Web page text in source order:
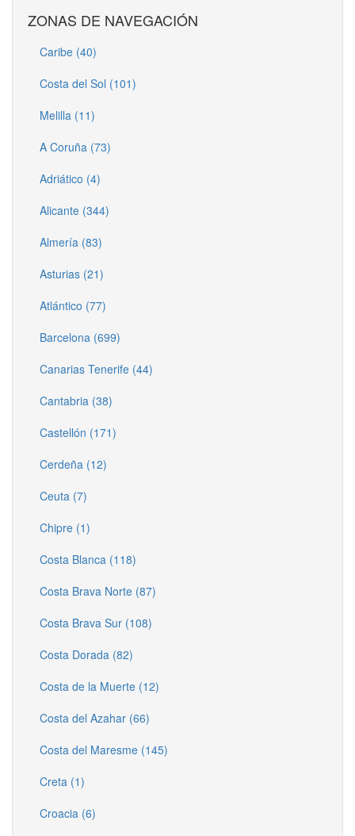
ZONAS DE NAVEGACIÓN
Caribe (40)
Costa del Sol (101)
Melilla (11)
A Coruña (73)
Adriático (4)
Alicante (344)
Almería (83)
Asturias (21)
Atlántico (77)
Barcelona (699)
Canarias Tenerife (44)
Cantabria (38)
Castellón (171)
Cerdeña (12)
Ceuta (7)
Chipre (1)
Costa Blanca (118)
Costa Brava Norte (87)
Costa Brava Sur (108)
Costa Dorada (82)
Costa de la Muerte (12)
Costa del Azahar (66)
Costa del Maresme (145)
Creta (1)
Croacia (6)